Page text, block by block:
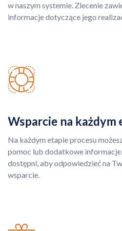
w naszym systemie. Zlecenie
informacje dotyczące jego
Wsparcie na każdym
Na każdym etapie procesu
pomoc lub dodatkowe
dostępni, aby odpowiedzieć na
wsparcie.